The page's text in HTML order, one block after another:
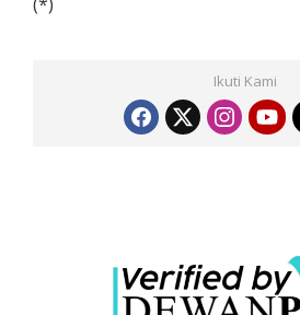
(*)
Ikuti Kami